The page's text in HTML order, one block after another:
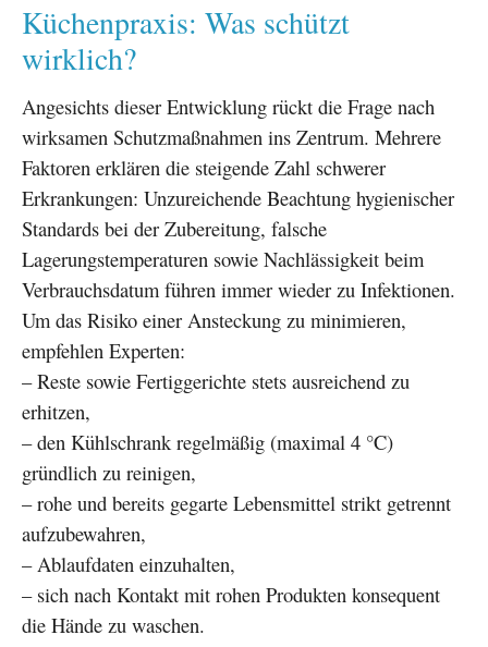
Küchenpraxis: Was schützt
wirklich?
Angesichts dieser Entwicklung rückt die Frage nach
wirksamen Schutzmaßnahmen ins Zentrum. Mehrere
Faktoren erklären die steigende Zahl schwerer
Erkrankungen: Unzureichende Beachtung hygienischer
Standards bei der Zubereitung, falsche
Lagerungstemperaturen sowie Nachlässigkeit beim
Verbrauchsdatum führen immer wieder zu Infektionen.
Um das Risiko einer Ansteckung zu minimieren,
empfehlen Experten:
– Reste sowie Fertiggerichte stets ausreichend zu
erhitzen,
– den Kühlschrank regelmäßig (maximal 4 °C)
gründlich zu reinigen,
– rohe und bereits gegarte Lebensmittel strikt getrennt
aufzubewahren,
– Ablaufdaten einzuhalten,
– sich nach Kontakt mit rohen Produkten konsequent
die Hände zu waschen.